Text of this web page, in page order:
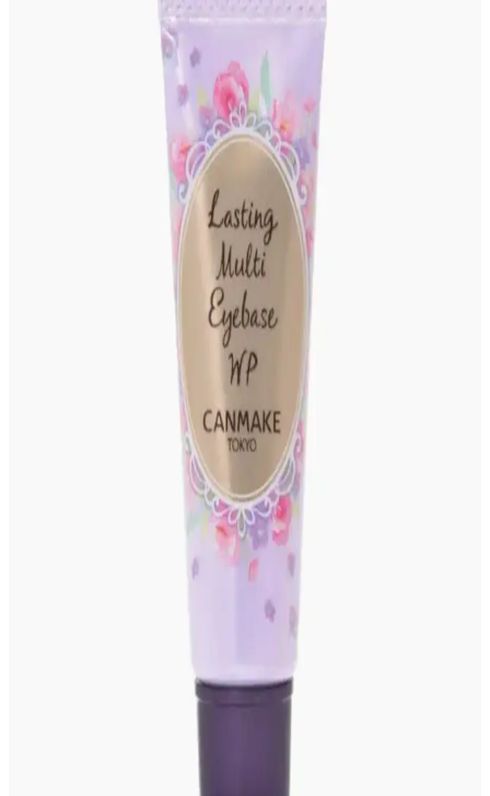
Gelin Makyajında Doğallık ve Kalıcılık İçin Temel
İpuçları ve Teknikler
Gelin makyajında doğal görünüm ile profesyonel fotoğraflarda
belirginlik dengelenmeli. Kaş, göz, allık, highlighter ve dudak
uygulamalarında doğru renk ve teknikler kullanılmalı, makyaj
Asimetrik Gözlerde Takma Kirpik Kullanımı İçin
Teknikler ve Uygulama Yöntemleri
Asimetrik gözlerde takma kirpik uygulaması, kirpiklerin kesilmesi,
bölümlere ayrılması ve bireysel demet kullanımıyla kişiye özel
uyarlanır. Bu yöntemler gözlerin simetrik görünmesini sağlar.
Costco Japonya'da Güneş Koruyucu Ürün
Çeşitliliği, Fiyatlar ve Üyelik Avantajları
Costco Japonya, Japon ve Kore markalarının güneş koruyucularını
dengeli sunuyor. Fiyatlar yerel eczanelerle benzer, ancak paket
avantajları ve üyelik ayrıcalıkları alışverişi cazip kılıyor.
Ulta Beauty Collection #210 Ruj: Renk Özellikleri,
İsimlendirme ve Tarihçesi
Ulta Beauty Collection #210 ruj, soğuk alt tonlu mürdüm-üzüm
rengi ve ışıltılı yapısıyla 90'lar estetiğini yansıtır. İsim yerine numara
kullanımı, ürünün sınırlı üretim ve tarihçesini öne çıkarır.
Gyaru Makyaj Stili ve Kullanılan Ürünlerle Canlı
Gyaru makyaj stili, canlı allıklar ve ışıltılı cilt görünümüyle Japon
gençleri arasında popülerdir. Doğru ürün seçimi ve saç